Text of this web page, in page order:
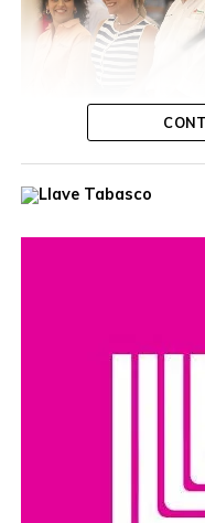
Ante autoridades de la
Tras recibir el Vactor,
compromiso de su
mejores servicios,
bienestar para las y
trabajando con
poniendo siempre en